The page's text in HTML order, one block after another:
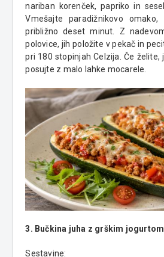
nariban korenček, papriko in
Vmešajte paradižnikovo
približno deset minut. Z
polovice, jih položite v pekač in
pri 180 stopinjah Celzija. Če
posujte z malo lahke mocarele.
3. Bučkina juha z grškim jogurtom
Sestavine: